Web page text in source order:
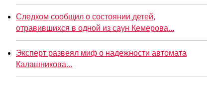
Следком сообщил о состоянии детей,
отравившихся в одной из саун Кемерова...
Эксперт развеял миф о надежности автомата
Калашникова...